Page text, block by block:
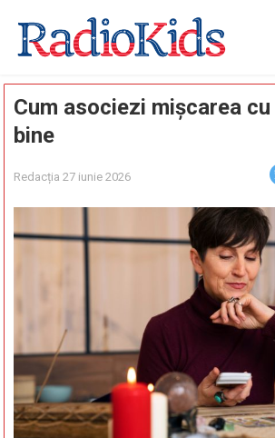
Cum asociezi mișcarea
bine
Redacția 27 iunie 2026